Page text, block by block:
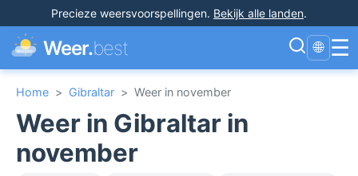
Precieze weersvoorspellingen. Bekijk alle landen.
Weer.best 🌐 ☰
Home > Gibraltar > Weer in november
Weer in Gibraltar in
november